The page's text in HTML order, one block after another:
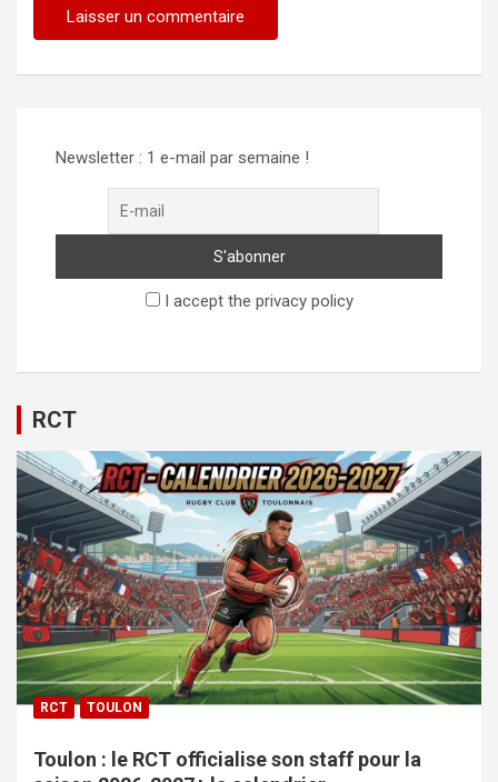
Newsletter : 1 e-mail par semaine !
I accept the privacy policy
RCT
RCT TOULON
Toulon : le RCT officialise son staff pour la